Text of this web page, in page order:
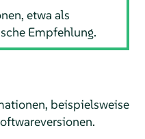
etwa als
Empfehlung.
beispielsweise